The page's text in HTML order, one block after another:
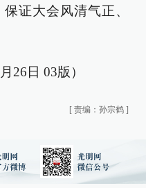
证大会风清气正、
26日 03版）
[ 责编：孙宗鹤 ]